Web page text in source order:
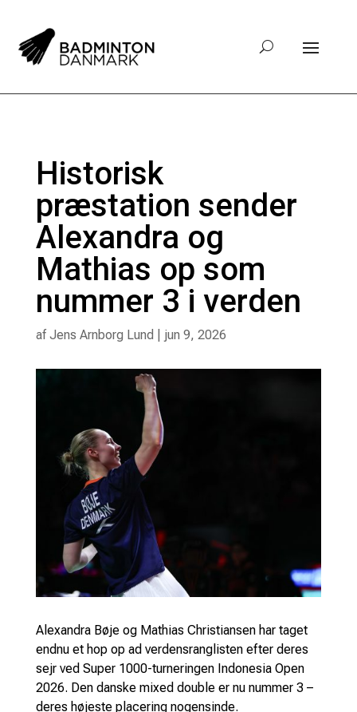
Historisk
præstation sender
Alexandra og
Mathias op som
nummer 3 i verden
afJens Arnborg Lund jun 9, 2026
Alexandra Bøje og Mathias Christiansen har taget
endnu et hop op ad verdensranglisten efter deres
sejr ved Super 1000-turneringen Indonesia Open
2026. Den danske mixed double er nu nummer 3 –
deres højeste placering nogensinde.